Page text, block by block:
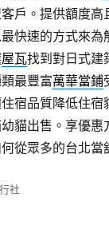
戶。提供額度高
快速的方式來為
屋瓦找到對日式建
最豐富萬華當鋪
宿品質降低住宿
貓出售。享優惠
從眾多的台北當
社